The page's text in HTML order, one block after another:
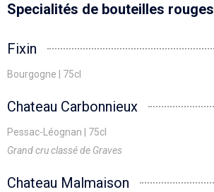
Specialités de bouteilles rouges
Fixin
Bourgogne | 75cl
Chateau Carbonnieux
Pessac-Léognan | 75cl
Grand cru classé de Graves
Chateau Malmaison